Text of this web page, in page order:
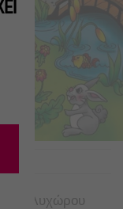
«Πολυχώρου